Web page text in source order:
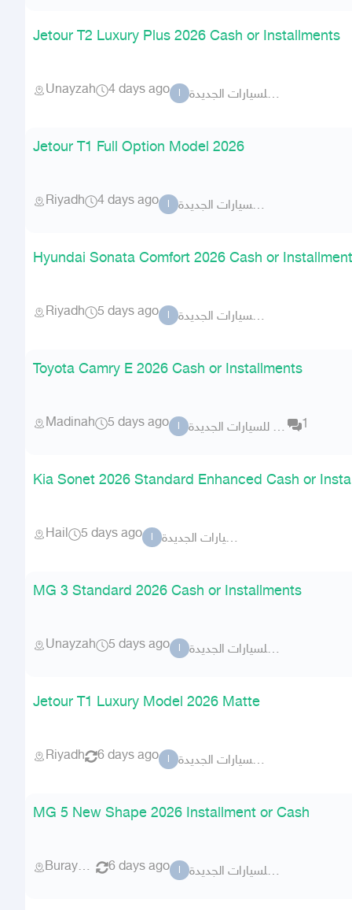
Jetour T2 Luxury Plus 2026 Cash or Installments
Unayzah 4 days ago ا السطوع للسيارات الجديدة
Jetour T1 Full Option Model 2026
Riyadh 4 days ago ا السطوع للسيارات الجديدة
Hyundai Sonata Comfort 2026 Cash or
Riyadh 5 days ago ا السطوع للسيارات الجديدة
Toyota Camry E 2026 Cash or Installments
Madinah 5 days ago ا السطوع للسيارات الجديدة 1
Kia Sonet 2026 Standard Enhanced Cash or
Hail 5 days ago ا السطوع للسيارات الجديدة
MG 3 Standard 2026 Cash or Installments
Unayzah 5 days ago ا السطوع للسيارات الجديدة
Jetour T1 Luxury Model 2026 Matte
Riyadh 6 days ago ا السطوع للسيارات الجديدة
MG 5 New Shape 2026 Installment or Cash
Buraydah 6 days ago ا السطوع للسيارات الجديدة